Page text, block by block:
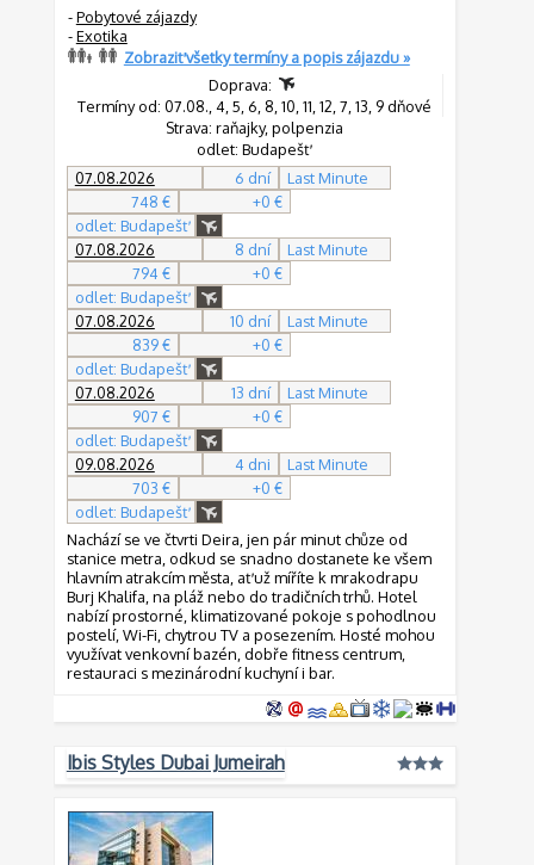
-Pobytové zájazdy
-Exotika
Zobraziť všetky termíny a popis zájazdu »
Doprava:
Termíny od: 07.08., 4, 5, 6, 8, 10, 11, 12, 7, 13, 9 dňové
Strava: raňajky, polpenzia
odlet: Budapešť
07.08.2026
6 dní
Last Minute
748 €
+0 €
odlet: Budapešť
07.08.2026
8 dní
Last Minute
794 €
+0 €
odlet: Budapešť
07.08.2026
10 dní
Last Minute
839 €
+0 €
odlet: Budapešť
07.08.2026
13 dní
Last Minute
907 €
+0 €
odlet: Budapešť
09.08.2026
4 dni
Last Minute
703 €
+0 €
odlet: Budapešť
Nachází se ve čtvrti Deira, jen pár minut chůze od
stanice metra, odkud se snadno dostanete ke všem
hlavním atrakcím města, ať už míříte k mrakodrapu
Burj Khalifa, na pláž nebo do tradičních trhů. Hotel
nabízí prostorné, klimatizované pokoje s pohodlnou
postelí, Wi-Fi, chytrou TV a posezením. Hosté mohou
využívat venkovní bazén, dobře fitness centrum,
restauraci s mezinárodní kuchyní i bar.
Ibis Styles Dubai Jumeirah